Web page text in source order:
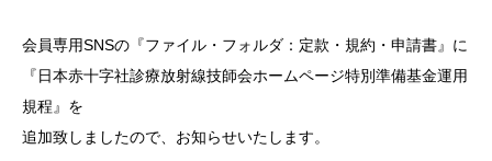
会員専用SNSの『ファイル・フォルダ：定款・規約・申請書』に
『日本赤十字社診療放射線技師会ホームページ特別準備基金運用
規程』を
追加致しましたので、お知らせいたします。